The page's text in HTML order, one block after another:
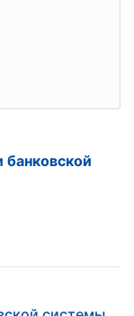
банковской